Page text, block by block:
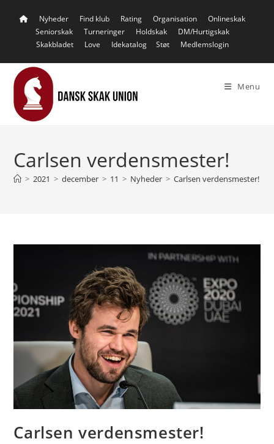
Nyheder Find klub Rating Organisation
Onlineskak
Seniorskak
Turneringer Holdskak
DM/Hurtigskak
Skakbladet
Love Idekatalog Støt Medlemslogin
Menu
Carlsen verdensmester!
> 2021 > december > 11 > Nyheder > Carlsen verdensmester!
Carlsen verdensmester!